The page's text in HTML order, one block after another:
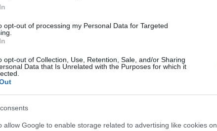
opt-out of processing my Personal Data for Targeted
opt-out of Collection, Use, Retention, Sale, and/or Sharing
Data that Is Unrelated with the Purposes for which it
allow Google to enable storage related to advertising like cookies on